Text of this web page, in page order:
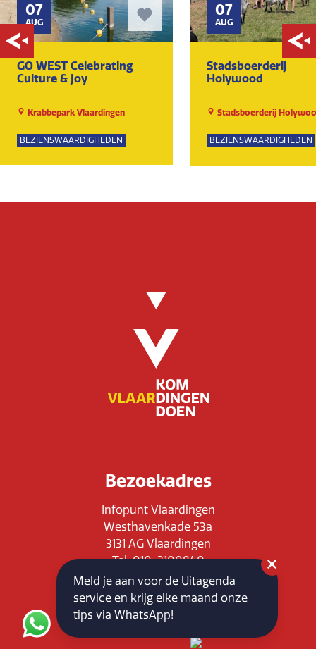
07
AUG
GO WEST Celebrating
Culture & Joy
Krabbepark Vlaardingen
BEZIENSWAARDIGHEDEN
07
AUG
Stadsboerderij
Holywood
Stadsboerderij
BEZIENSWAARDIGHEDEN
Bezoekadres
Infopunt Vlaardingen
Westhavenkade 53a
3131 AG Vlaardingen
Tel: 010-3100840
E-mail: info@vlaardingenpartners.nl
KvK: 71555544
BTW : NL858760939B01
Meld je aan voor de Uitagenda
service en krijg elke maand onze
tips via WhatsApp!